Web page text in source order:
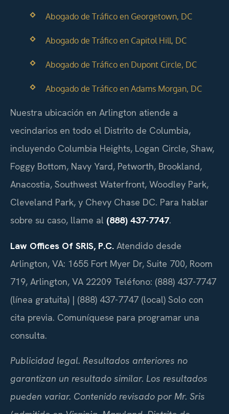
Abogado de Tráfico en Georgetown, DC
Abogado de Tráfico en Capitol Hill, DC
Abogado de Tráfico en Dupont Circle, DC
Abogado de Tráfico en Adams Morgan, DC
Nuestra ubicación en Arlington atiende a
vecindarios en todo el Distrito de Columbia,
incluyendo Columbia Heights, Logan Circle, Shaw,
Foggy Bottom, Navy Yard, Petworth, Brookland,
Anacostia, Southwest Waterfront, Woodley Park,
Cleveland Park, y Chevy Chase DC. Para hablar
sobre su caso, llame al (888) 437-7747.
Law Offices Of SRIS, P.C. Atendido desde
Arlington, VA: 1655 Fort Myer Dr, Suite 700, Room
719, Arlington, VA 22209 Teléfono: (888) 437-7747
(línea gratuita) | (888) 437-7747 (local) Solo con
cita previa. Comuníquese para programar una
consulta.
Publicidad legal. Resultados anteriores no
garantizan un resultado similar. Los resultados
pueden variar. Contenido revisado por Mr. Sris